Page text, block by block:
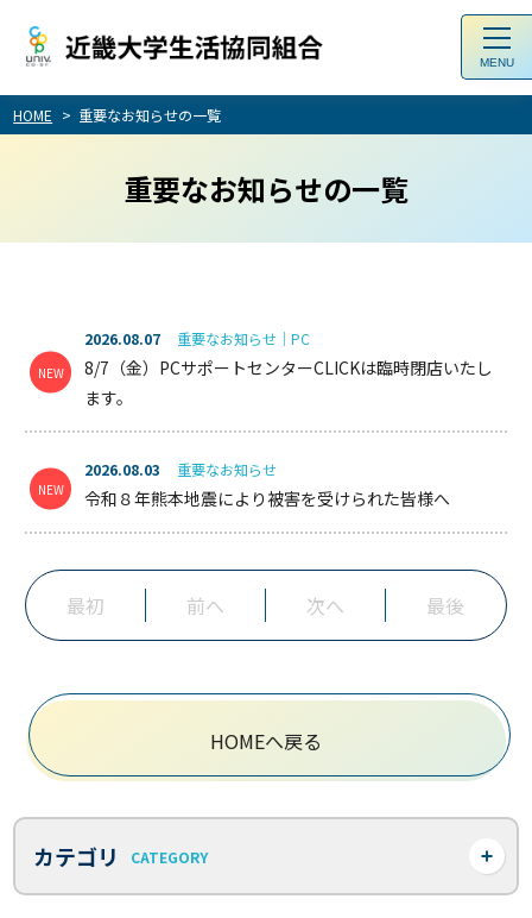
HOME 重要なお知らせの一覧
重要なお知らせの一覧
2026.08.07 重要なお知らせ｜PC
8/7（金）PCサポートセンターCLICKは臨時閉店いたし
ます。
2026.08.03 重要なお知らせ
令和８年熊本地震により被害を受けられた皆様へ
最初 前へ 次へ 最後
HOMEへ戻る
カテゴリ CATEGORY